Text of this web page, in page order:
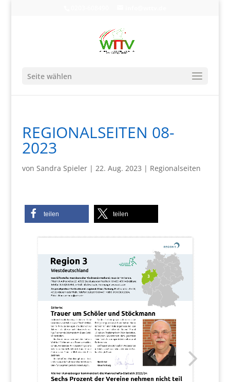
Seite wählen
REGIONALSEITEN 08-
2023
von Sandra Spieler| 22. Aug. 2023 | Regionalseiten
teilen teilen